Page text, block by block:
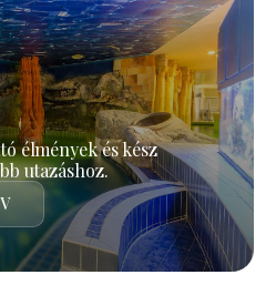
élmények és kész
utazáshoz.